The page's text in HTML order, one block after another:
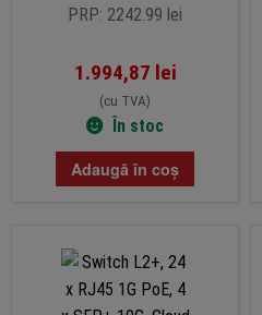
PRP: 2242.99 lei
1.994,87 lei
(cu TVA)
În stoc
Adaugă în coș